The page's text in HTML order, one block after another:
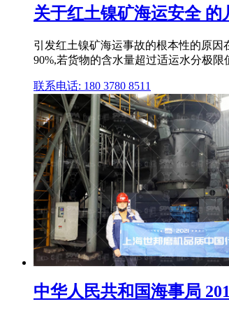
关于红土镍矿海运安全
引发红土镍矿海运事故的根本性的原
90%,若货物的含水量超过适运水分极
联系电话: 180 3780 8511
中华人民共和国海事局